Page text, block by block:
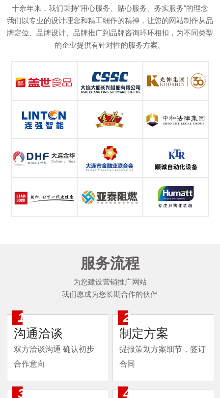
十余年来，我们秉持"用心服务、贴心服务、务实服务"的理念
我们以专业的设计理念和精工细作的精神，让您的网站制作从品
牌定位、品牌设计、品牌推广到品牌咨询环环相扣，为不同类型
的企业提供有针对性的服务方案。
服务流程
为您建设营销推广网站
我们愿成为您长期合作的伙伴
1
沟通洽谈
双方洽谈沟通 确认初步
合作意向
2
制定方案
提报策划方案细节，签订
合同
3 4